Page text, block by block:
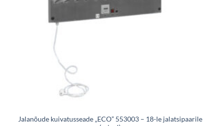
Jalanõude kuivatusseade „ECO” 553003 – 18-le jalatsipaarile